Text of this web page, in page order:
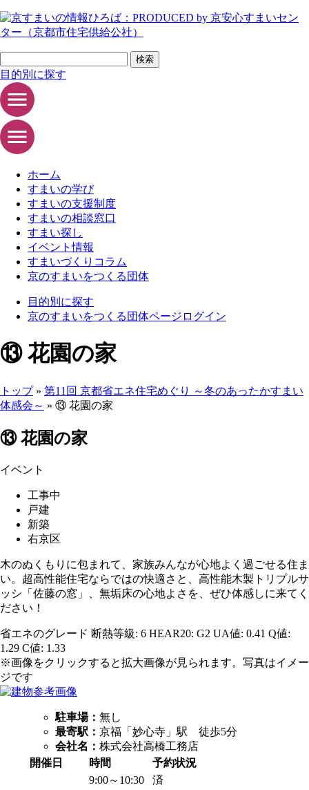
ページの先頭です
検索
目的別に探す
ホーム
すまいの学び
すまいの支援制度
すまいの相談窓口
すまい探し
イベント情報
すまいづくりコラム
京のすまいをつくる団体
目的別に探す
京のすまいをつくる団体ページログイン
⑬ 花園の家
トップ» 第11回 京都省エネ住宅めぐり ～冬のあったかすまい
体感会～ » ⑬ 花園の家
ここから本文です。
⑬ 花園の家
イベント
工事中
戸建
新築
右京区
木のぬくもりに包まれて、家族みんなが心地よく過ごせる住ま
い。超高性能住宅ならではの快適さと、高性能木製トリプルサ
ッシ「佐藤の窓」、無垢床の心地よさを、ぜひ体感しに来てく
ださい！
省エネのグレード 断熱等級: 6 HEAR20: G2 UA値: 0.41 Q値:
1.29 C値: 1.33
※画像をクリックすると拡大画像が見られます。写真はイメー
ジです
駐車場： 無し
最寄駅： 京福「妙心寺」駅 徒歩5分
会社名： 株式会社高橋工務店
開催日
時間 予約状況
9:00～10:30
済